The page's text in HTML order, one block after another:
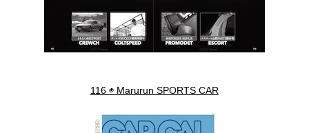
116 ◉ Marurun SPORTS CAR